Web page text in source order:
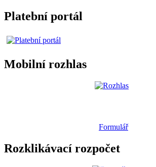
Platební portál
Mobilní rozhlas
Formulář
Rozklikávací rozpočet